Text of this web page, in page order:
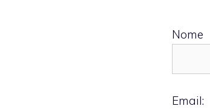
Nome
Email: